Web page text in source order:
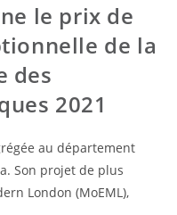
le prix de
de la
des
2021
au département
Son projet de plus
London (MoEML),